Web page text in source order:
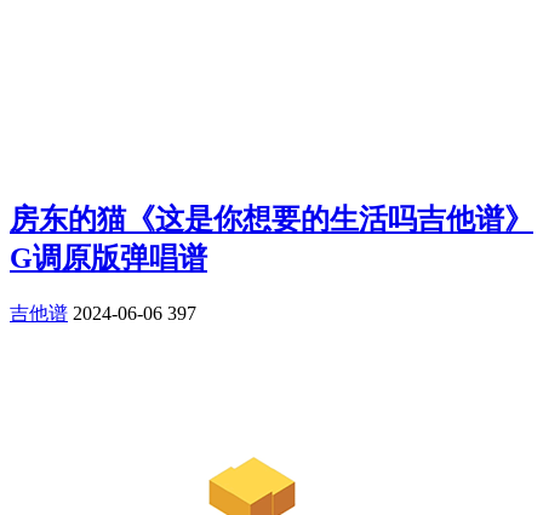
房东的猫《这是你想要的生活吗吉他谱》
G调原版弹唱谱
吉他谱 2024-06-06 397